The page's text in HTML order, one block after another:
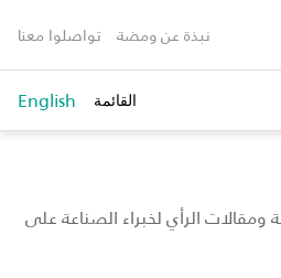
نبذة عن ومضة تواصلوا معنا
القائمة English
ومقالات الرأي لخبراء الصناعة على